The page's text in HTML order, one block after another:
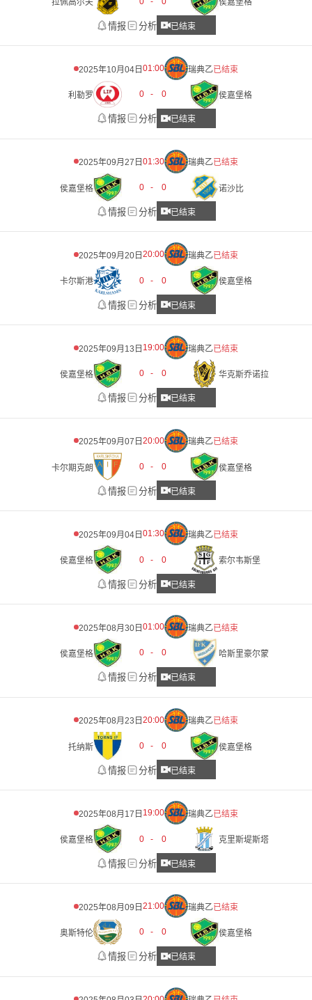
拉佩高尔夫 侯嘉堡格
情报 分析 已结束
2025年10月04日 01:00 瑞典乙已结束
利勒罗 0 - 0 侯嘉堡格
情报 分析 已结束
2025年09月27日 01:30 瑞典乙已结束
侯嘉堡格 0 - 0 诺沙比
情报 分析 已结束
2025年09月20日 20:00 瑞典乙已结束
卡尔斯港 0 - 0 侯嘉堡格
情报 分析 已结束
2025年09月13日 19:00 瑞典乙已结束
侯嘉堡格 0 - 0 华克斯乔诺拉
情报 分析 已结束
2025年09月07日 20:00 瑞典乙已结束
卡尔期克朗 0 - 0 侯嘉堡格
情报 分析 已结束
2025年09月04日 01:30 瑞典乙已结束
侯嘉堡格 0 - 0 索尔韦斯堡
情报 分析 已结束
2025年08月30日 01:00 瑞典乙已结束
侯嘉堡格 0 - 0 哈斯里豪尔蒙
情报 分析 已结束
2025年08月23日 20:00 瑞典乙已结束
托纳斯 0 - 0 侯嘉堡格
情报 分析 已结束
2025年08月17日 19:00 瑞典乙已结束
侯嘉堡格 0 - 0 克里斯堤斯塔
情报 分析 已结束
2025年08月09日 21:00 瑞典乙已结束
奥斯特伦 0 - 0 侯嘉堡格
情报 分析 已结束